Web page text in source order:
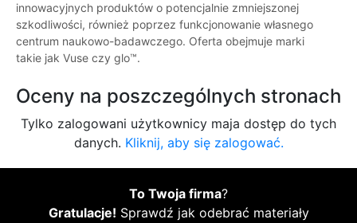
innowacyjnych produktów o potencjalnie zmniejszonej
szkodliwości, również poprzez funkcjonowanie własnego
centrum naukowo-badawczego. Oferta obejmuje marki
takie jak Vuse czy glo™.
Oceny na poszczególnych stronach
Tylko zalogowani użytkownicy maja dostęp do tych
danych. Kliknij, aby się zalogować.
To Twoja firma?
Gratulacje! Sprawdź jak odebrać materiały